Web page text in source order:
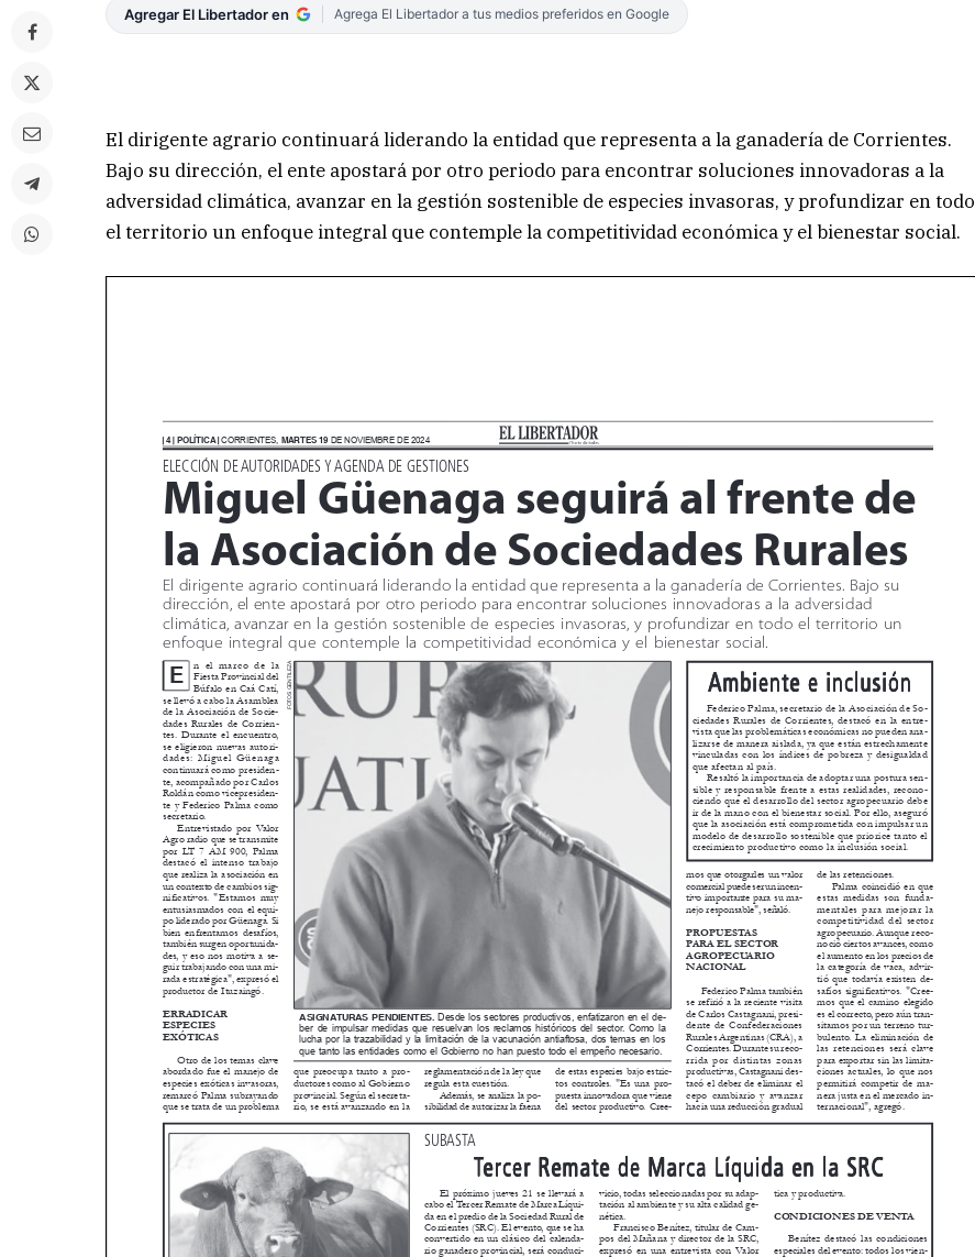
Agregar El Libertador en Agrega El Libertador a tus medios preferidos en Google
El dirigente agrario continuará liderando la entidad que representa a la ganadería de Corrientes.
Bajo su dirección, el ente apostará por otro periodo para encontrar soluciones innovadoras a la
adversidad climática, avanzar en la gestión sostenible de especies invasoras, y profundizar en todo
el territorio un enfoque integral que contemple la competitividad económica y el bienestar social.